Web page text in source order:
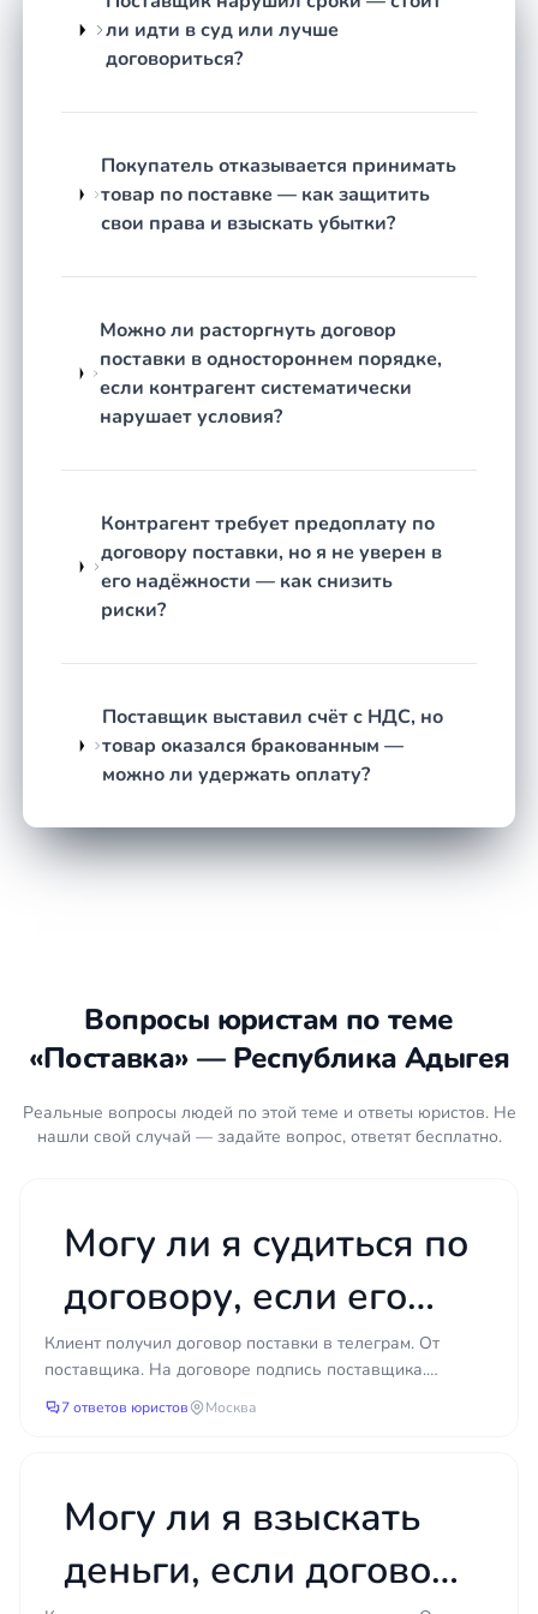
досудебном порядке.
Составление и проверка договора
поставки:
выявление невыгодных условий
ответственности сторон.
Работа с посредниками и цепочкой
поставок:споры между поставщиком,
когда ответственность размыта между
Как строится работа
Оценка перспектив дела.
после чего честно объясняет: какие требования
реально ожидать — без лишних обещаний.
Разработка стратегии.Исходя из ситуации
выбирается путь: досудебное урегулирование,
переговоры, претензионный порядок или
претензия, исковое заявление, ходатайства
или возражения — в зависимости от
выбранного маршрута.
переговоры с контрагентом, участвует в
судебных заседаниях, взаимодействует с
производства, контроль фактического
взыскания.
Что подготовить
дополнительными соглашениями.
Товарные накладные, УПД, счета-
фактуры, транспортные документы.
Акты приёмки или акты о несоответствии
товара (если составлялись).
Переписка с контрагентом: электронные
письма, мессенджеры, официальные
оплату или её отсутствие.
Заключение экспертизы или результаты
проверки качества — при наличии.
Споры по поставке редко решаются быстро, если
ли идти в суд или лучше
договориться?
Покупатель отказывается принимать
товар по поставке — как защитить
свои права и взыскать убытки?
Можно ли расторгнуть договор
поставки в одностороннем порядке,
если контрагент систематически
нарушает условия?
Контрагент требует предоплату по
договору поставки, но я не уверен в
его надёжности — как снизить
риски?
Поставщик выставил счёт с НДС, но
товар оказался бракованным —
можно ли удержать оплату?
Вопросы юристам по теме
«Поставка» — Республика Адыгея
Реальные вопросы людей по этой теме и ответы юристов. Не
нашли свой случай — задайте вопрос, ответят бесплатно.
Могу ли я судиться по
договору, если его
мне прислали в
телеграме?
Клиент получил договор поставки в телеграм. От
поставщика. На договоре подпись поставщика.
Покупатель счет с указанием перечня товаров оплатил
7 ответов юристов Москва
Могу ли я взыскать
деньги, если договор